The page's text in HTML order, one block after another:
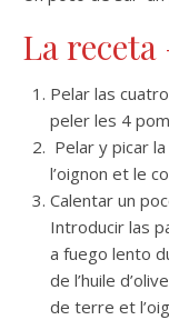
La receta
Pelar las
peler les 4
Pelar y picar
l’oignon et le
Calentar un
Introducir las
a fuego lento
de l’huile
de terre et